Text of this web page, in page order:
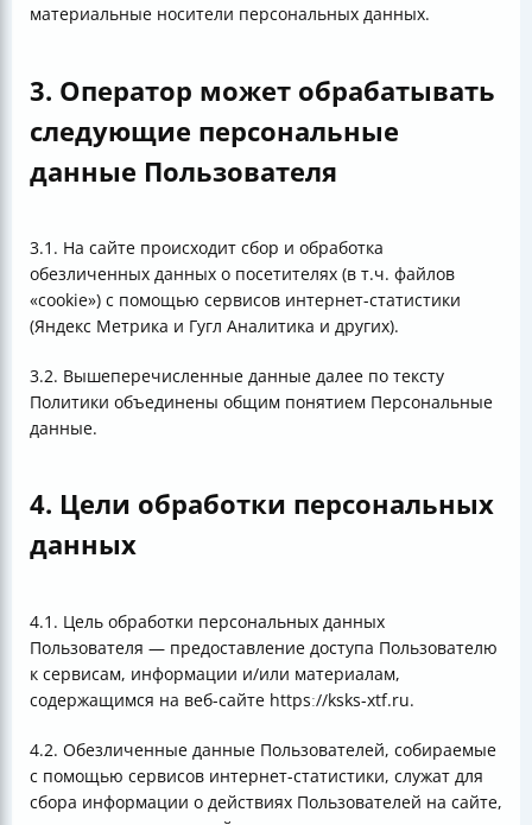
материальные носители персональных данных.
3. Оператор может обрабатывать
следующие персональные
данные Пользователя
3.1. На сайте происходит сбор и обработка
обезличенных данных о посетителях (в т.ч. файлов
«cookie») с помощью сервисов интернет-статистики
(Яндекс Метрика и Гугл Аналитика и других).
3.2. Вышеперечисленные данные далее по тексту
Политики объединены общим понятием Персональные
данные.
4. Цели обработки персональных
данных
4.1. Цель обработки персональных данных
Пользователя — предоставление доступа Пользователю
к сервисам, информации и/или материалам,
содержащимся на веб-сайте httpsː//ksks-xtf.ru.
4.2. Обезличенные данные Пользователей, собираемые
с помощью сервисов интернет-статистики, служат для
сбора информации о действиях Пользователей на сайте,